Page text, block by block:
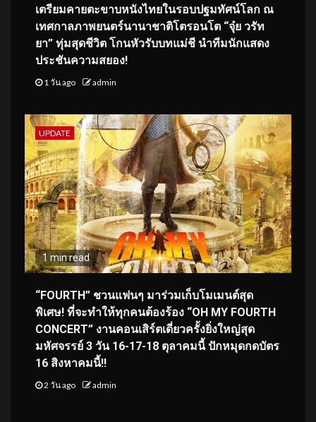
เตรียมคายตะขาบหนังไทยในรอบปฐมทัศน์โลก ณ
เทศกาลภาพยนตร์นานาชาติโตรอนโต “จุ๋ย วรัท
ยา” ทุ่มสุดชีวิต โกนหัวรับบทแม่ชี นำทีมนักแสดง
ประชันความสยอง!
1 วัน ago admin
UPDATE
1 min read
“FOURTH” ชวนแฟนๆ มาร่วมเก็บโมเมนต์สุด
พิเศษ! ที่จะทำให้ทุกคนต้องร้อง “OH MY FOURTH
CONCERT” งานคอนเสิร์ตเดี่ยวครั้งยิ่งใหญ่สุด
มหัศจรรย์ 3 วัน 16-17-18 ตุลาคมนี้ ปักหมุดกดบัตร
16 สิงหาคมนี้!!
2 วัน ago admin